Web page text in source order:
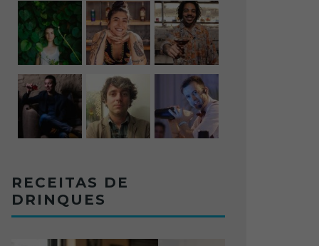
RECEITAS DE
DRINQUES